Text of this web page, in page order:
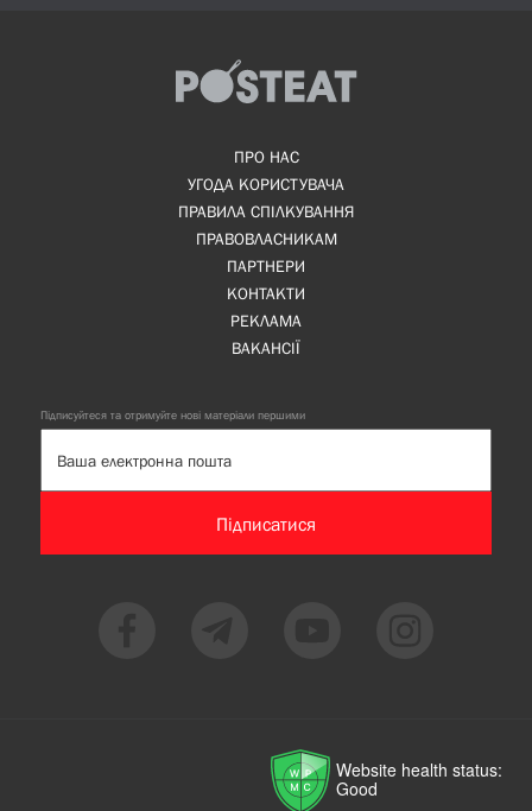
ПРО НАС
УГОДА КОРИСТУВАЧА
ПРАВИЛА СПІЛКУВАННЯ
ПРАВОВЛАСНИКАМ
ПАРТНЕРИ
КОНТАКТИ
РЕКЛАМА
ВАКАНСІЇ
Підписуйтеся та отримуйте нові матеріали першими
Підписатися
Website health status:
Good